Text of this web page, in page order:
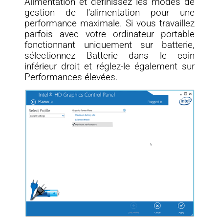
gestion de l’alimentation pour une
performance maximale. Si vous travaillez
parfois avec votre ordinateur portable
fonctionnant uniquement sur batterie,
sélectionnez Batterie dans le coin
inférieur droit et réglez-le également sur
Performances élevées.